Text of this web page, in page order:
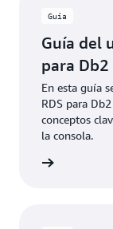
Guía
Guía del
para Db2
En esta guía
RDS para
conceptos
la consola.